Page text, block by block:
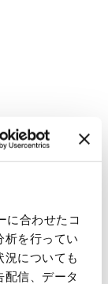
に合わせたコ
析を行ってい
況についても
信、データ